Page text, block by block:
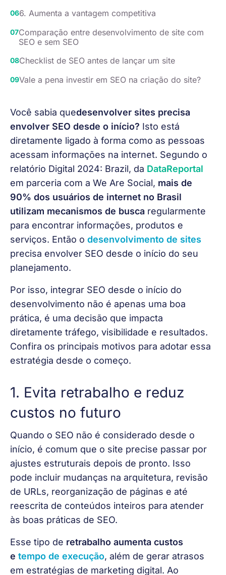
6. Aumenta a vantagem competitiva
Comparação entre desenvolvimento de site com
SEO e sem SEO
Checklist de SEO antes de lançar um site
Vale a pena investir em SEO na criação do site?
Você sabia quedesenvolver sites precisa
envolver SEO desde o início? Isto está
diretamente ligado à forma como as pessoas
acessam informações na internet. Segundo o
relatório Digital 2024: Brazil, da DataReportal
em parceria com a We Are Social, mais de
90% dos usuários de internet no Brasil
utilizam mecanismos de busca regularmente
para encontrar informações, produtos e
serviços. Então o desenvolvimento de sites
precisa envolver SEO desde o início do seu
planejamento.
Por isso, integrar SEO desde o início do
desenvolvimento não é apenas uma boa
prática, é uma decisão que impacta
diretamente tráfego, visibilidade e resultados.
Confira os principais motivos para adotar essa
estratégia desde o começo.
1. Evita retrabalho e reduz
custos no futuro
Quando o SEO não é considerado desde o
início, é comum que o site precise passar por
ajustes estruturais depois de pronto. Isso
pode incluir mudanças na arquitetura, revisão
de URLs, reorganização de páginas e até
reescrita de conteúdos inteiros para atender
às boas práticas de SEO.
Esse tipo de retrabalho aumenta custos
e tempo de execução, além de gerar atrasos
em estratégias de marketing digital. Ao